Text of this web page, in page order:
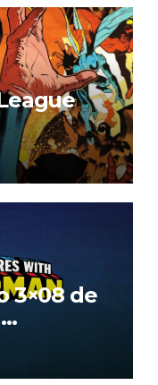
3×08 de